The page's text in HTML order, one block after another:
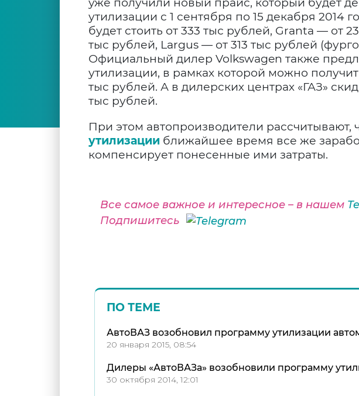
уже получили новый прайс, который будет
утилизации с 1 сентября по 15 декабря 2014
будет стоить от 333 тыс рублей, Granta — от
тыс рублей, Largus — от 313 тыс рублей
Официальный дилер Volkswagen также
утилизации, в рамках которой можно
тыс рублей. А в дилерских центрах «ГАЗ»
тыс рублей.
При этом автопроизводители рассчитывают,
утилизации ближайшее время все же
компенсирует понесенные ими затраты.
Все самое важное и интересное – в нашем
Подпишитесь
ПО ТЕМЕ
АвтоВАЗ возобновил программу утилизации
20 января 2015, 08:54
Дилеры «АвтоВАЗа» возобновили программу
30 октября 2014, 12:01